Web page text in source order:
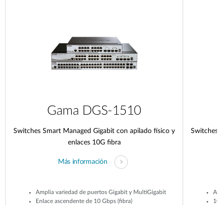
Gama DGS-1510
Switches Smart Managed Gigabit con apilado físico y
enlaces 10G fibra
Más información
Amplia variedad de puertos Gigabit y MultiGigabit
Enlace ascendente de 10 Gbps (fibra)
Switches
10